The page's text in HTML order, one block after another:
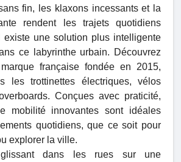
fin, les klaxons incessants et la
rendent les trajets quotidiens
existe une solution plus intelligente
ce labyrinthe urbain. Découvrez
française fondée en 2015,
les trottinettes électriques, vélos
Conçues avec praticité,
mobilité innovantes sont idéales
quotidiens, que ce soit pour
explorer la ville.
glissant dans les rues sur une